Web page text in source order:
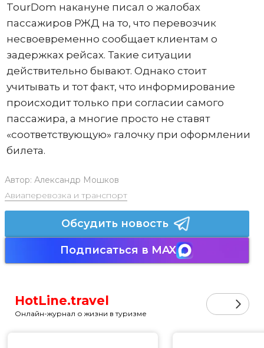
TourDom накануне писал о жалобах
пассажиров РЖД на то, что перевозчик
несвоевременно сообщает клиентам о
задержках рейсах. Такие ситуации
действительно бывают. Однако стоит
учитывать и тот факт, что информирование
происходит только при согласии самого
пассажира, а многие просто не ставят
«соответствующую» галочку при оформлении
билета.
Автор: Александр Мошков
Авиаперевозка и транспорт
Обсудить новость
Подписаться в MAX
HotLine.travel
Онлайн-журнал о жизни в туризме